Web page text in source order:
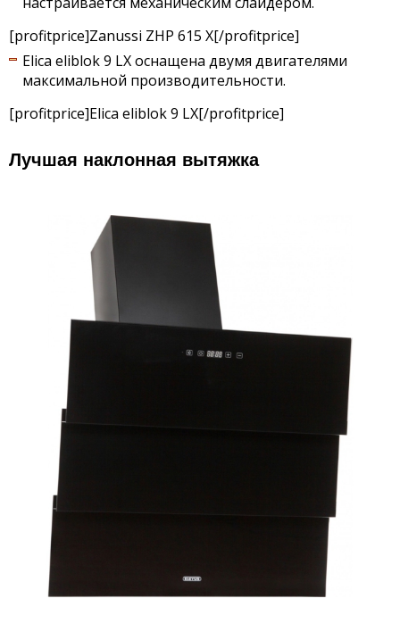
[profitprice]Zanussi ZHP 615 X[/profitprice]
Elica eliblok 9 LX оснащена двумя двигателями
максимальной производительности.
[profitprice]Elica eliblok 9 LX[/profitprice]
Лучшая наклонная вытяжка